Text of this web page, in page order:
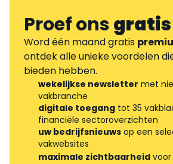
Proef onsgratis
Word één maand gratis
ontdek alle unieke voordelen
bieden hebben.
wekelijkse newsletter met
vakbranche
digitale toegang tot 35
financiële sectoroverzichten
uw bedrijfsnieuws op een
vakwebsites
maximale zichtbaarheid